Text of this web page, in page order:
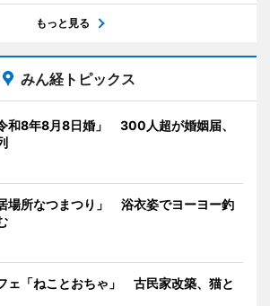
もっと見る
みん経トピックス
和8年8月8日婚」 300人超が婚姻届、
場所なつまつり」 浴衣姿でヨーヨー釣
ェ「ねことおちゃ」 古民家改築、猫と